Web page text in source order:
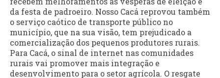
da festa de padroeiro. Nosso Cacá reprovou também
o serviço caótico de transporte público no
município, que na sua visão, tem prejudicado a
comercialização dos pequenos produtores rurais.
Para Cacá, o sinal de internet nas comunidades
rurais vai promover mais integração e
desenvolvimento para o setor agrícola. O resgate